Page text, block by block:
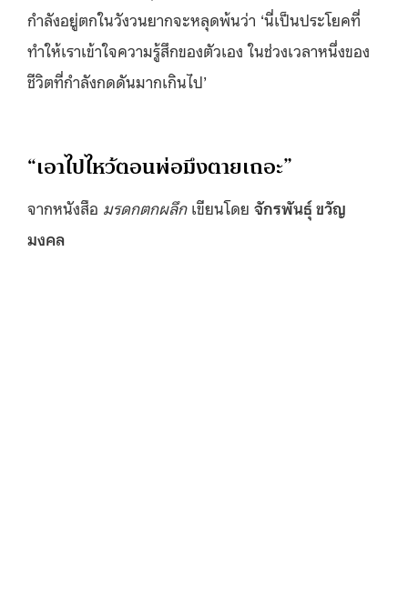
กำลังอยู่ตกในวังวนยากจะหลุดพ้นว่า ‘นี่เป็นประโยคที่
ทำให้เราเข้าใจความรู้สึกของตัวเอง ในช่วงเวลาหนึ่งของ
ชีวิตที่กำลังกดดันมากเกินไป’
“เอาไปไหว้ตอนพ่อมึงตายเถอะ”
จากหนังสือ มรดกตกผลึกเขียนโดย จักรพันธุ์ ขวัญ
มงคล